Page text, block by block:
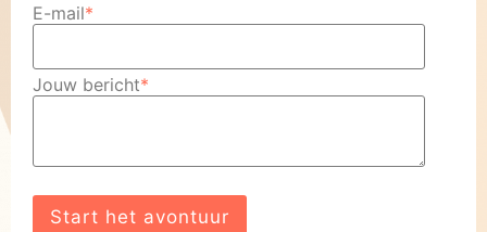
E-mail*
Jouw bericht*